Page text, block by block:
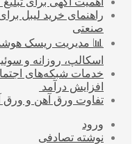
راهنمای خرید لیبل
صنعتی
📊 مدیریت ریسک
اسکالپ، روزانه و
افزایش درآمد
تفاوت ورق آهن و ورق
ورود
نوشته تصادفی